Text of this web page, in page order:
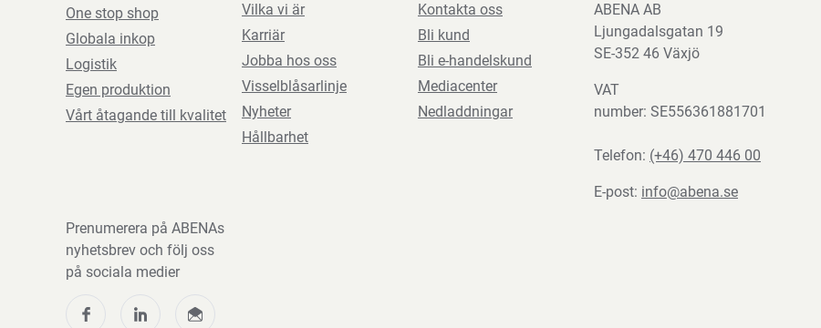
One stop shop
Globala inkop
Logistik
Egen produktion
Vårt åtagande till kvalitet
Vilka vi är
Karriär
Jobba hos oss
Visselblåsarlinje
Nyheter
Hållbarhet
Kontakta oss
Bli kund
Bli e-handelskund
Mediacenter
Nedladdningar
ABENA AB
Ljungadalsgatan 19
SE-352 46 Växjö
VAT
number: SE556361881701
Telefon: (+46) 470 446 00
E-post: info@abena.se
Prenumerera på ABENAs
nyhetsbrev och följ oss
på sociala medier